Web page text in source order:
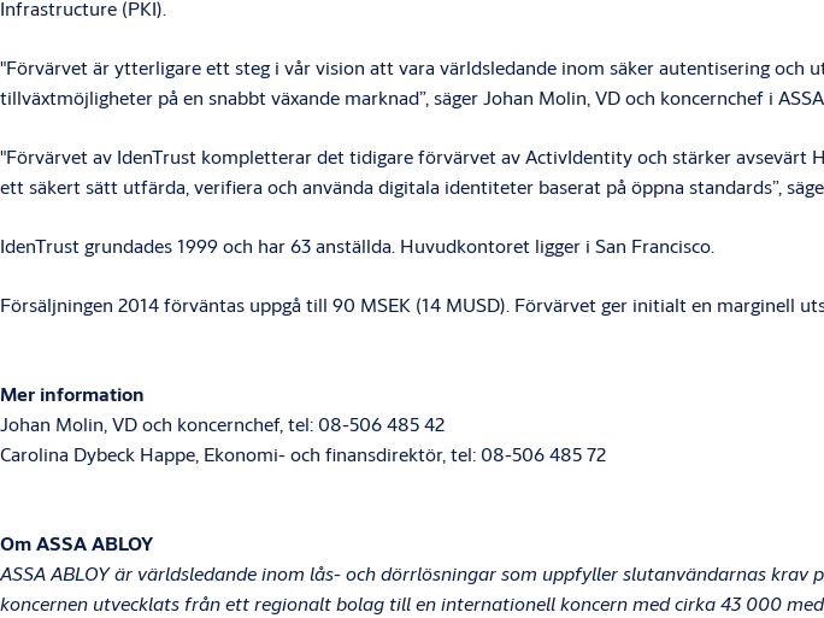
Infrastructure (PKI).
"Förvärvet är ytterligare ett steg i vår vision att vara världsledande inom säker autentisering
tillväxtmöjligheter på en snabbt växande marknad”, säger Johan Molin, VD och koncernchef i ASSA
"Förvärvet av IdenTrust kompletterar det tidigare förvärvet av ActivIdentity och stärker avsevärt
ett säkert sätt utfärda, verifiera och använda digitala identiteter baserat på öppna standards”,
IdenTrust grundades 1999 och har 63 anställda. Huvudkontoret ligger i San Francisco.
Försäljningen 2014 förväntas uppgå till 90 MSEK (14 MUSD). Förvärvet ger initialt en marginell
Mer information
Johan Molin, VD och koncernchef, tel: 08-506 485 42
Carolina Dybeck Happe, Ekonomi- och finansdirektör, tel: 08-506 485 72
Om ASSA ABLOY
ASSA ABLOY är världsledande inom lås- och dörrlösningar som uppfyller slutanvändarnas
koncernen utvecklats från ett regionalt bolag till en internationell koncern med cirka 43 000